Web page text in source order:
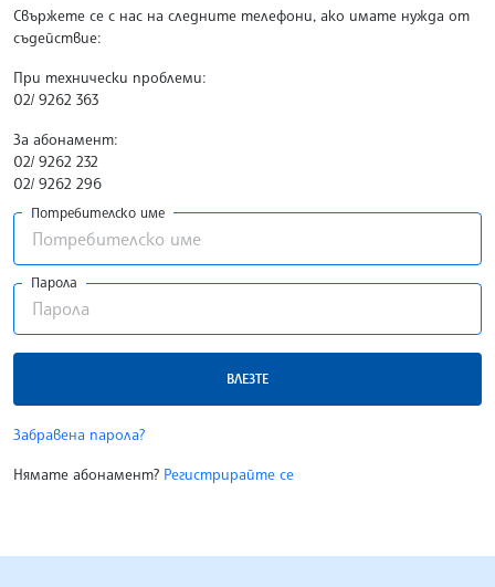
Свържете се с нас на следните телефони, ако имате нужда от
съдействие:
При технически проблеми:
02/ 9262 363
За абонамент:
02/ 9262 232
02/ 9262 296
Потребителско име
Парола
ВЛЕЗТЕ
Забравена парола?
Нямате абонамент? Регистрирайте се